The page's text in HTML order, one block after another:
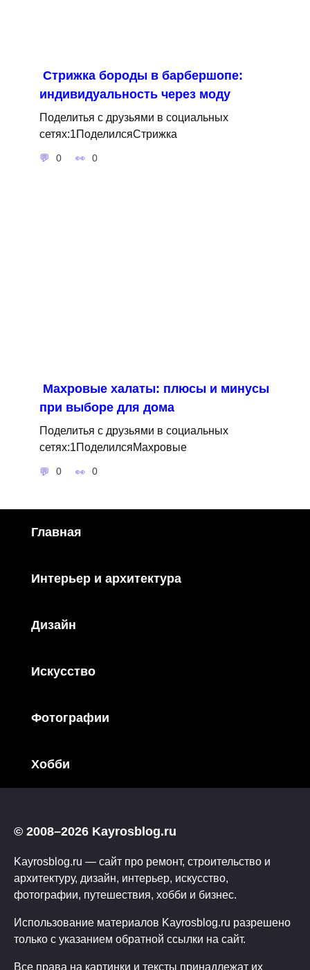
Стрижка бороды в барбершопе:
индивидуальность через моду
Поделитья с друзьями в социальных
сетях:1ПоделилсяСтрижка
0 0
Махровые халаты: плюсы и минусы
при выборе для дома
Поделитья с друзьями в социальных
сетях:1ПоделилсяМахровые
0 0
Главная
Интерьер и архитектура
Дизайн
Искусство
Фотографии
Хобби
© 2008–2026 Kayrosblog.ru
Kayrosblog.ru — сайт про ремонт, строительство и
архитектуру, дизайн, интерьер, искусство,
фотографии, путешествия, хобби и бизнес.
Использование материалов Kayrosblog.ru разрешено
только с указанием обратной ссылки на сайт.
Все права на картинки и тексты принадлежат их